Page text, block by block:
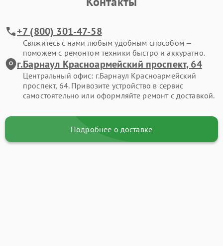
+7 (800) 301-47-58
Свяжитесь с нами любым удобным способом —
поможем с ремонтом техники быстро и аккуратно.
г.Барнаул Красноармейский проспект, 64
Центральный офис: г.Барнаул Красноармейский
проспект, 64. Привозите устройство в сервис
самостоятельно или оформляйте ремонт с доставкой.
Подробнее о доставке